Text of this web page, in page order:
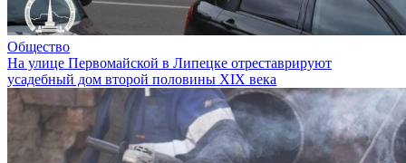
Общество
На улице Первомайской в Липецке отреставрируют
усадебный дом второй половины XIX века